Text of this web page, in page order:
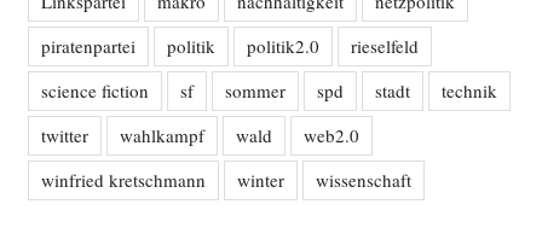
piratenpartei
politik politik2.0
rieselfeld
science fiction
sf sommer spd stadt
technik
twitter
wahlkampf wald
web2.0
winfried kretschmann
winter wissenschaft